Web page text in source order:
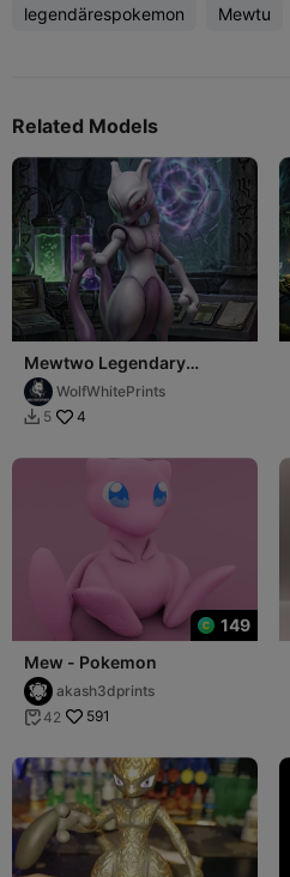
legendärespokemon Mewtu
Related Models
Mewtwo Legendary
Pokémon
WolfWhitePrints
 5 4
149
Mew - Pokemon
akash3dprints
 42 591